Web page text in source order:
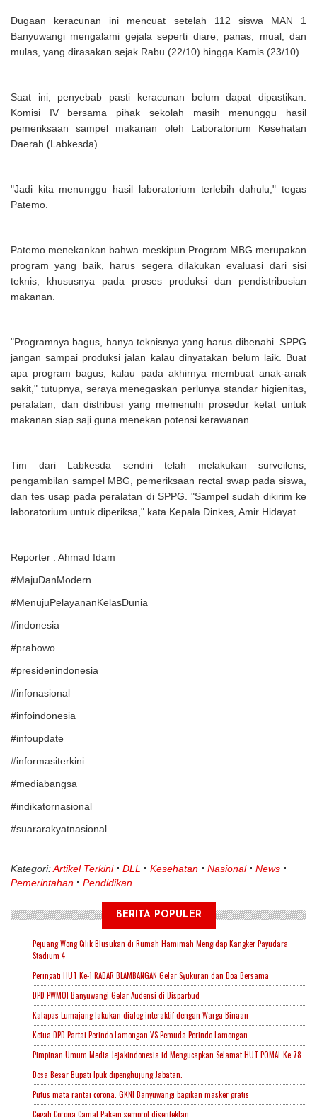
Dugaan keracunan ini mencuat setelah 112 siswa MAN 1
Banyuwangi mengalami gejala seperti diare, panas, mual, dan
mulas, yang dirasakan sejak Rabu (22/10) hingga Kamis (23/10).
Saat ini, penyebab pasti keracunan belum dapat dipastikan.
Komisi IV bersama pihak sekolah masih menunggu hasil
pemeriksaan sampel makanan oleh Laboratorium Kesehatan
Daerah (Labkesda).
"Jadi kita menunggu hasil laboratorium terlebih dahulu," tegas
Patemo.
Patemo menekankan bahwa meskipun Program MBG merupakan
program yang baik, harus segera dilakukan evaluasi dari sisi
teknis, khususnya pada proses produksi dan pendistribusian
makanan.
"Programnya bagus, hanya teknisnya yang harus dibenahi. SPPG
jangan sampai produksi jalan kalau dinyatakan belum laik. Buat
apa program bagus, kalau pada akhirnya membuat anak-anak
sakit," tutupnya, seraya menegaskan perlunya standar higienitas,
peralatan, dan distribusi yang memenuhi prosedur ketat untuk
makanan siap saji guna menekan potensi kerawanan.
Tim dari Labkesda sendiri telah melakukan surveilens,
pengambilan sampel MBG, pemeriksaan rectal swap pada siswa,
dan tes usap pada peralatan di SPPG. "Sampel sudah dikirim ke
laboratorium untuk diperiksa," kata Kepala Dinkes, Amir Hidayat.
Reporter : Ahmad Idam
#MajuDanModern
#MenujuPelayananKelasDunia
#indonesia
#prabowo
#presidenindonesia
#infonasional
#infoindonesia
#infoupdate
#informasiterkini
#mediabangsa
#indikatornasional
#suararakyatnasional
Kategori:Artikel Terkini DLL Kesehatan Nasional
News
Pemerintahan
Pendidikan
BERITA POPULER
Pejuang Wong Cilik Blusukan di Rumah Hamimah Mengidap Kangker Payudara
Stadium 4
Peringati HUT Ke-1 RADAR BLAMBANGAN Gelar Syukuran dan Doa Bersama
DPD PWMOI Banyuwangi Gelar Audensi di Disparbud
Kalapas Lumajang lakukan dialog interaktif dengan Warga Binaan
Ketua DPD Partai Perindo Lamongan VS Pemuda Perindo Lamongan.
Pimpinan Umum Media Jejakindonesia.id Mengucapkan Selamat HUT POMAL Ke 78
Dosa Besar Bupati Ipuk dipenghujung Jabatan.
Putus mata rantai corona. GKNI Banyuwangi bagikan masker gratis
Cegah Corona Camat Pakem semprot disenfektan